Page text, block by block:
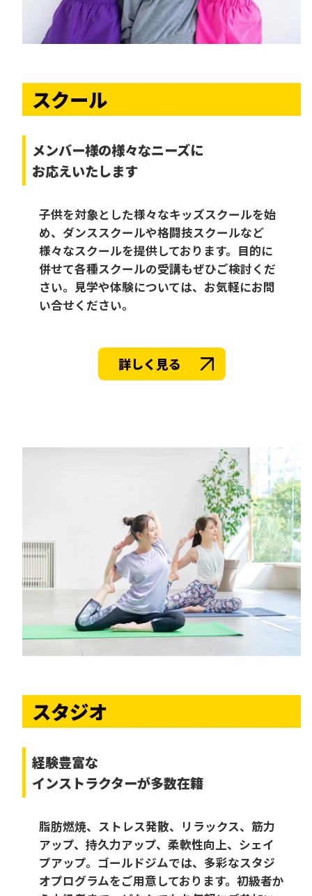
スクール
メンバー様の様々なニーズに
お応えいたします
子供を対象とした様々なキッズスクールを始
め、ダンススクールや格闘技スクールなど
様々なスクールを提供しております。目的に
併せて各種スクールの受講もぜひご検討くだ
さい。見学や体験については、お気軽にお問
い合せください。
詳しく見る
スタジオ
経験豊富な
インストラクターが多数在籍
脂肪燃焼、ストレス発散、リラックス、筋力
アップ、持久力アップ、柔軟性向上、シェイ
プアップ。ゴールドジムでは、多彩なスタジ
オプログラムをご用意しております。初級者か